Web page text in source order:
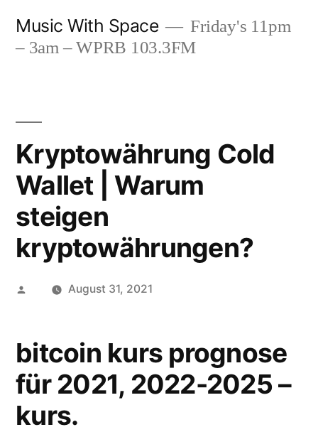
Music With Space
Friday's 11pm
– 3am – WPRB 103.3FM
Kryptowährung Cold
Wallet | Warum
steigen
kryptowährungen?
Posted August 31, 2021
bitcoin kurs prognose
für 2021, 2022-2025 –
kurs.